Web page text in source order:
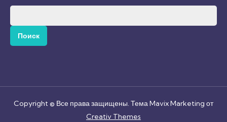
Copyright © Все права защищены. Тема Mavix Marketing от
Creativ Themes